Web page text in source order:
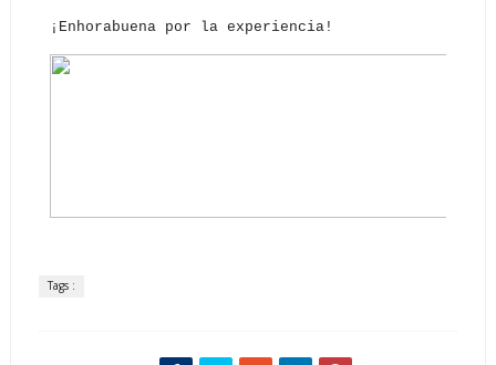
¡Enhorabuena por la experiencia!
Tags :